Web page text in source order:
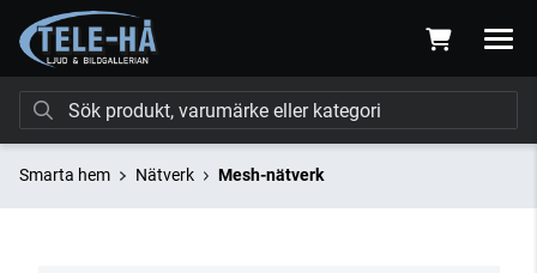
Smarta hem Nätverk Mesh-nätverk